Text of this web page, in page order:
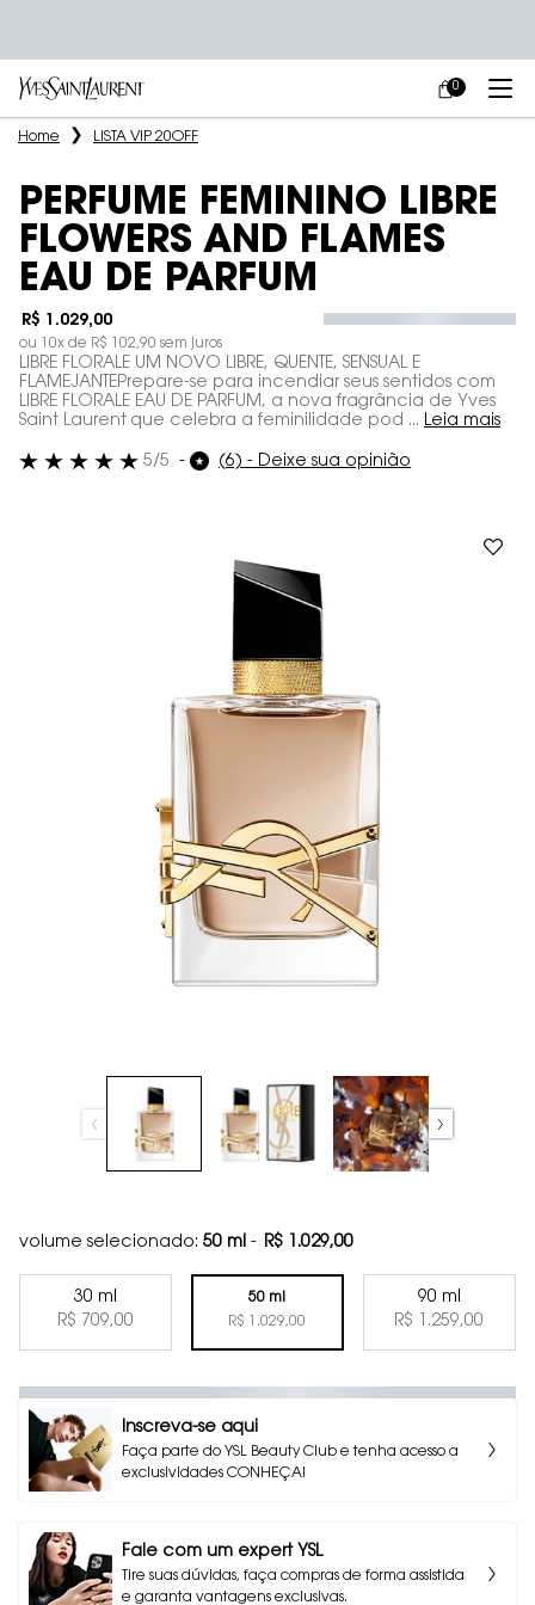
MEU
CARRINHO
0
0 PRODUCT IN
Main content
Home LISTA VIP 20OFF
PERFUME FEMININO LIBRE
FLOWERS AND FLAMES
EAU DE PARFUM
R$ 1.029,00
ou 10x de R$ 102,90 sem juros
LIBRE FLORALE UM NOVO LIBRE, QUENTE, SENSUAL E
FLAMEJANTEPrepare-se para incendiar seus sentidos com
LIBRE FLORALE EAU DE PARFUM, a nova fragrância de Yves
Saint Laurent que celebra a feminilidade pod ... Leia mais
5/5 (6) - Deixe sua opinião
volume selecionado: 50 ml - R$ 1.029,00
Selected
30 ml
R$ 709,00
, 1 of 3 Selected
50 ml
R$ 1.029,00
, 2 of 3 Selected
90 ml
R$ 1.259,00
, 3 of 3
Inscreva-se aqui
Faça parte do YSL Beauty Club e tenha acesso a
exclusividades CONHEÇA!
Fale com um expert YSL
Tire suas dúvidas, faça compras de forma assistida
e garanta vantagens exclusivas.